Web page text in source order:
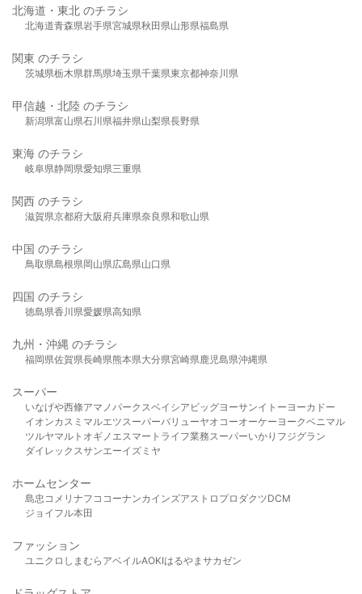
北海道・東北 のチラシ
北海道青森県岩手県宮城県秋田県山形県福島県
関東 のチラシ
茨城県栃木県群馬県埼玉県千葉県東京都神奈川県
甲信越・北陸 のチラシ
新潟県富山県石川県福井県山梨県長野県
東海 のチラシ
岐阜県静岡県愛知県三重県
関西 のチラシ
滋賀県京都府大阪府兵庫県奈良県和歌山県
中国 のチラシ
鳥取県島根県岡山県広島県山口県
四国 のチラシ
徳島県香川県愛媛県高知県
九州・沖縄 のチラシ
福岡県佐賀県長崎県熊本県大分県宮崎県鹿児島県沖縄県
スーパー
いなげや西條アマノパークスベイシア ビッグヨーサンイトーヨーカドー
イオンカスミ マルエツスーパーバリューヤオコーオーケー ヨークベニマル
ツルヤマルト オギノ エスマート ライフ業務スーパーいかり フジグラン
ダイレックスサンエーイズミヤ
ホームセンター
島忠 コメリ ナフコ コーナンカインズアストロプロダクツDCM
ジョイフル本田
ファッション
ユニクロ しまむら アベイルAOKIはるやま サカゼン